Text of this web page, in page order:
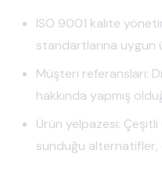
ISO 9001 kalite
standartlarına uygun
Müşteri referansları:
hakkında yapmış
Ürün yelpazesi:
sunduğu alternatifler,